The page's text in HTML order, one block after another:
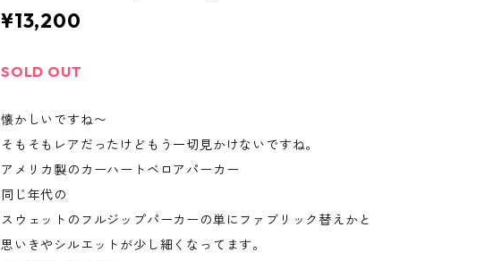
¥13,200
SOLD OUT
懐かしいですね〜
そもそもレアだったけどもう一切見かけないですね。
アメリカ製のカーハートベロアパーカー
同じ年代の
スウェットのフルジップパーカーの単にファブリック替えかと
思いきやシルエットが少し細くなってます。